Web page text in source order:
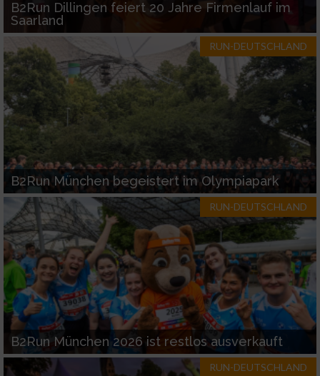
B2Run Dillingen feiert 20 Jahre Firmenlauf im
Saarland
RUN-DEUTSCHLAND
B2Run München begeistert im Olympiapark
RUN-DEUTSCHLAND
B2Run München 2026 ist restlos ausverkauft
RUN-DEUTSCHLAND